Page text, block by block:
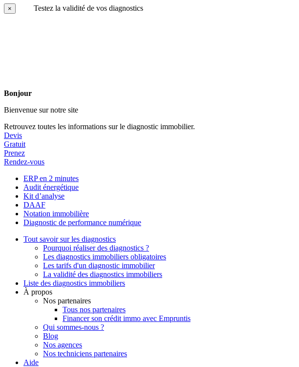
× Testez la validité de vos diagnostics
Bonjour
Bienvenue sur notre site
Retrouvez toutes les informations sur le diagnostic immobilier.
Devis
Gratuit
Prenez
Rendez-vous
ERP en 2 minutes
Audit énergétique
Kit d’analyse
DAAF
Notation immobilière
Diagnostic de performance numérique
Tout savoir sur les diagnostics
Pourquoi réaliser des diagnostics ?
Les diagnostics immobiliers obligatoires
Les tarifs d'un diagnostic immobilier
La validité des diagnostics immobiliers
Liste des diagnostics immobiliers
À propos
Nos partenaires
Tous nos partenaires
Financer son crédit immo avec Empruntis
Qui sommes-nous ?
Blog
Nos agences
Nos techniciens partenaires
Aide